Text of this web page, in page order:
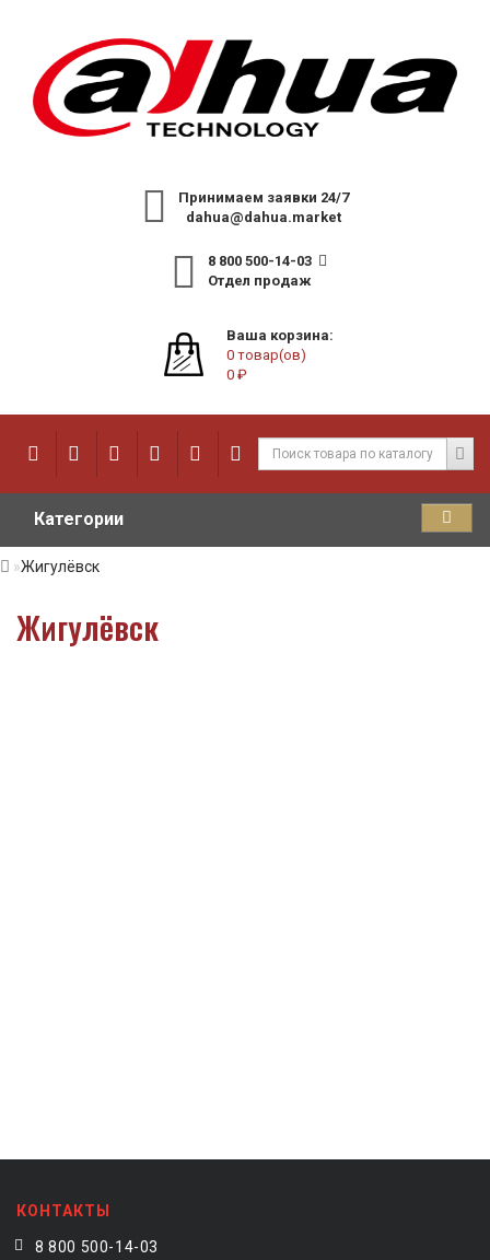
Принимаем заявки 24/7
dahua@dahua.market
8 800 500-14-03
Отдел продаж
Ваша корзина:
0 товар(ов)
0 ₽
Категории
Жигулёвск
Жигулёвск
КОНТАКТЫ
8 800 500-14-03